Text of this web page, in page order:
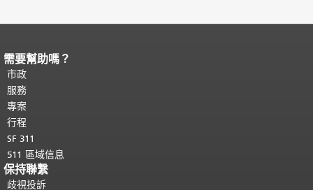
頁面內容結束。
都會重複顯示。
需要幫助嗎？
市政
服務
專案
行程
SF 311
511 區域信息
保持聯繫
歧視投訴